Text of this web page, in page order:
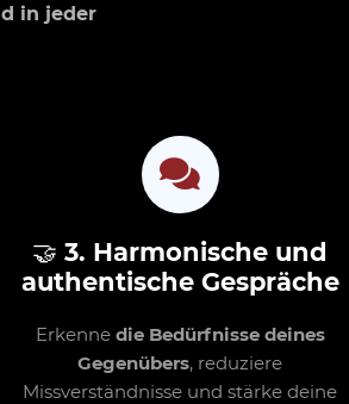
in jeder
🤝3. Harmonische und
authentische Gespräche
Erkenne die Bedürfnisse deines
Gegenübers, reduziere
Missverständnisse und stärke deine